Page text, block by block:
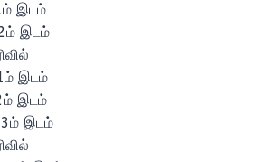
இடம்
2ம் இடம்
இடம்
இடம்
3ம் இடம்